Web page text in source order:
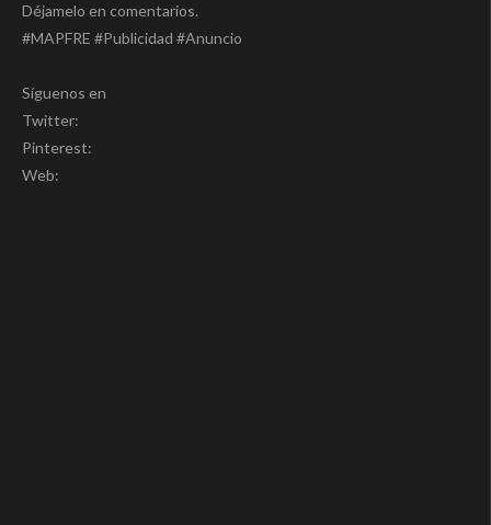
Déjamelo en comentarios.
#MAPFRE #Publicidad #Anuncio
Síguenos en
Twitter:
Pinterest:
Web: